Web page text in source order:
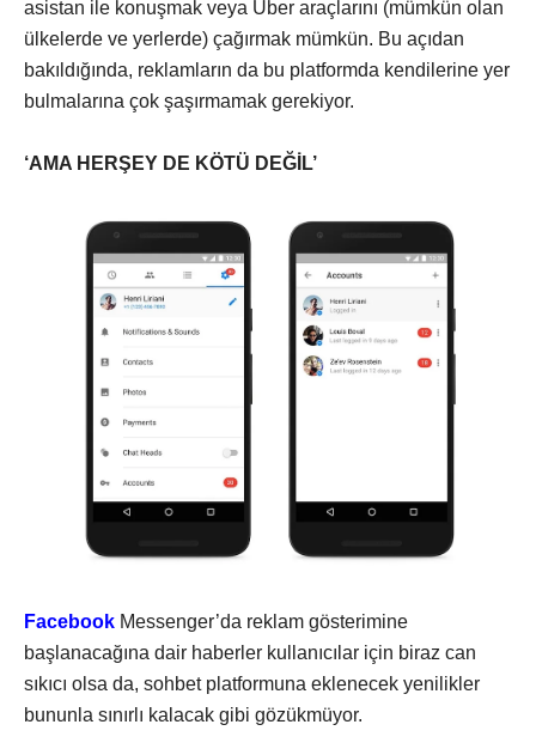
asistan ile konuşmak veya Uber araçlarını (mümkün olan
ülkelerde ve yerlerde) çağırmak mümkün. Bu açıdan
bakıldığında, reklamların da bu platformda kendilerine yer
bulmalarına çok şaşırmamak gerekiyor.
‘AMA HERŞEY DE KÖTÜ DEĞİL’
Facebook Messenger’da reklam gösterimine
başlanacağına dair haberler kullanıcılar için biraz can
sıkıcı olsa da, sohbet platformuna eklenecek yenilikler
bununla sınırlı kalacak gibi gözükmüyor.